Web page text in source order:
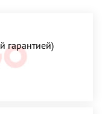
гарантией)